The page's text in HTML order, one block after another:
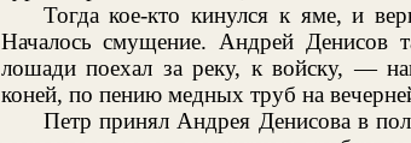
Тогда кое-кто кинулся к яме, и
Началось смущение. Андрей
лошади поехал за реку, к войску, —
коней, по пению медных труб на
Петр принял Андрея Денисова в